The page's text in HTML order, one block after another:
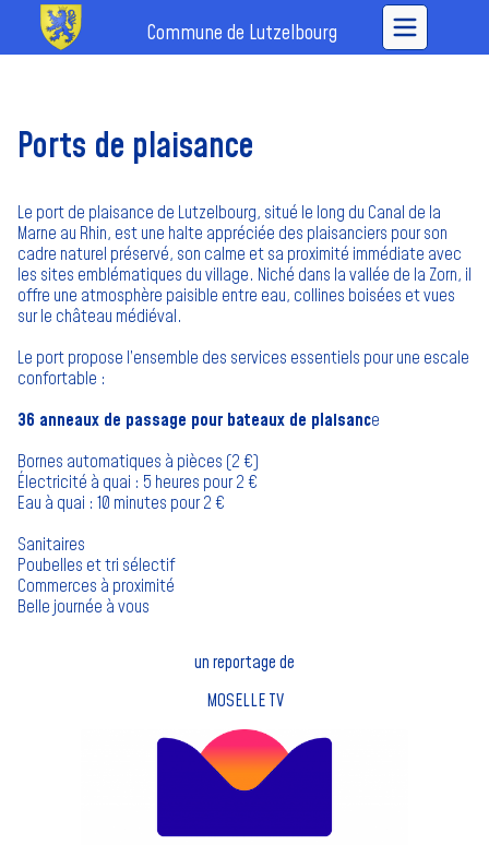
Commune de Lutzelbourg
Ports de plaisance
Le port de plaisance de Lutzelbourg, situé le long du Canal de la
Marne au Rhin, est une halte appréciée des plaisanciers pour son
cadre naturel préservé, son calme et sa proximité immédiate avec
les sites emblématiques du village. Niché dans la vallée de la Zorn, il
offre une atmosphère paisible entre eau, collines boisées et vues
sur le château médiéval.
Le port propose l’ensemble des services essentiels pour une escale
confortable :
36 anneaux de passage pour bateaux de plaisance
Bornes automatiques à pièces (2 €)
Électricité à quai : 5 heures pour 2 €
Eau à quai : 10 minutes pour 2 €
Sanitaires
Poubelles et tri sélectif
Commerces à proximité
Belle journée à vous
un reportage de
MOSELLE TV